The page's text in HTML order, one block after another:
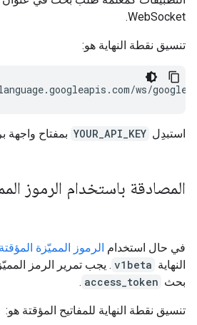
WebSocket.
تنسيق نقطة النهاية هو:
استبدِل YOUR_API_KEY بمفتاح واجهة
المصادقة باستخدام الرموز
في حال استخدام الرموز المميّزة المؤقتة
النهاية v1beta . يجب تمرير الرمز
بحث access_token
.
تنسيق نقطة النهاية للمفاتيح المؤقتة هو: